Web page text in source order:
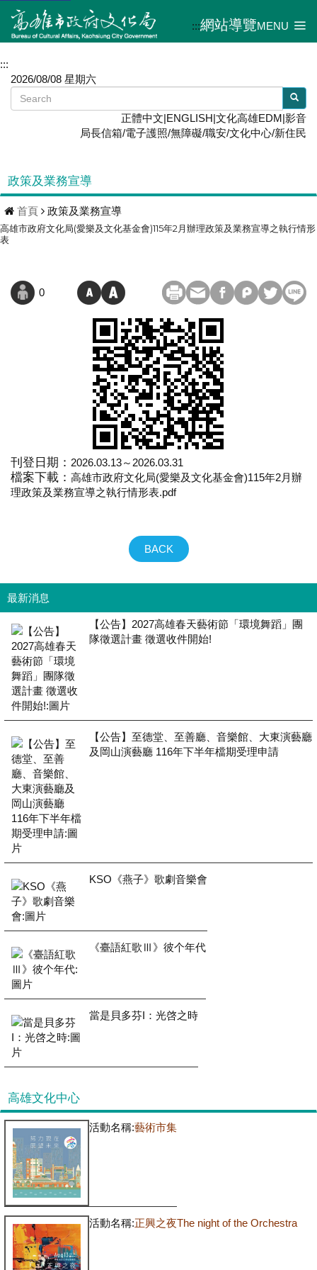
:::網站導覽MENU
:::
2026/08/08 星期六
正體中文|ENGLISH|文化高雄EDM|影音
局長信箱/電子護照/無障礙/職安/文化中心/新住民
政策及業務宣導
首頁 政策及業務宣導
高雄市政府文化局(愛樂及文化基金會)115年2月辦理政策及業務宣導之執行情形
表
0
刊登日期： 2026.03.13～2026.03.31
檔案下載： 高雄市政府文化局(愛樂及文化基金會)115年2月辦
理政策及業務宣導之執行情形表.pdf
BACK
最新消息
【公告】2027高雄春天藝術節「環境舞蹈」團
隊徵選計畫 徵選收件開始!
【公告】至德堂、至善廳、音樂館、大東演藝廳
及岡山演藝廳 116年下半年檔期受理申請
KSO《燕子》歌劇音樂會
《臺語紅歌Ⅲ》彼个年代
當是貝多芬I：光啓之時
高雄文化中心
活動名稱:藝術市集
活動名稱:正興之夜The night of the Orchestra